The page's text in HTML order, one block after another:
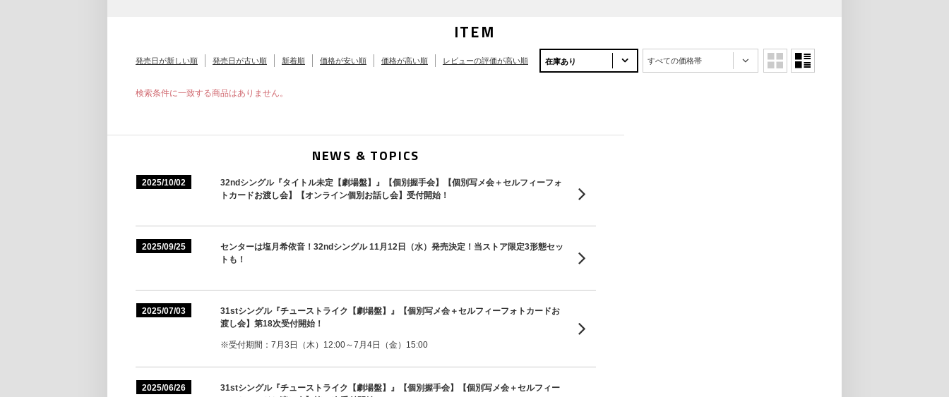
ITEM
発売日が新しい順 発売日が古い順 新着順 価格が安い順 価格が高い順 レビューの評価が高い順 在庫あり すべての価格帯
検索条件に一致する商品はありません。
NEWS & TOPICS
2025/10/02
32ndシングル『タイトル未定【劇場盤】』【個別握手会】【個別写メ会＋セルフィーフォ
トカードお渡し会】【オンライン個別お話し会】受付開始！
2025/09/25
センターは塩月希依音！32ndシングル 11月12日（水）発売決定！当ストア限定3形態セッ
トも！
2025/07/03
31stシングル『チューストライク【劇場盤】』【個別写メ会＋セルフィーフォトカードお
渡し会】第18次受付開始！
※受付期間：7月3日（木）12:00～7月4日（金）15:00
2025/06/26
31stシングル『チューストライク【劇場盤】』【個別握手会】【個別写メ会＋セルフィー